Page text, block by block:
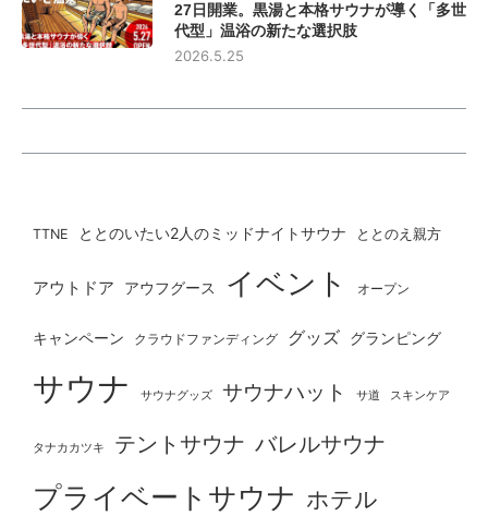
27日開業。黒湯と本格サウナが導く「多世
代型」温浴の新たな選択肢
2026.5.25
TTNE ととのいたい2人のミッドナイトサウナ ととのえ親方
アウトドア アウフグース イベント オープン
キャンペーン クラウドファンディング グッズ グランピング
サウナ サウナグッズ サウナハット サ道 スキンケア
タナカカツキ テントサウナ バレルサウナ
プライベートサウナ ホテル